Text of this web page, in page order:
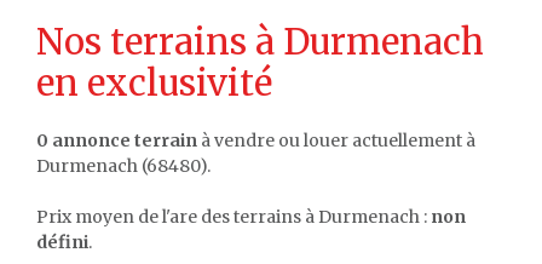
Nos terrains à Durmenach
en exclusivité
0 annonce terrain à vendre ou louer actuellement à
Durmenach (68480).
Prix moyen de l'are des terrains à Durmenach : non
défini.